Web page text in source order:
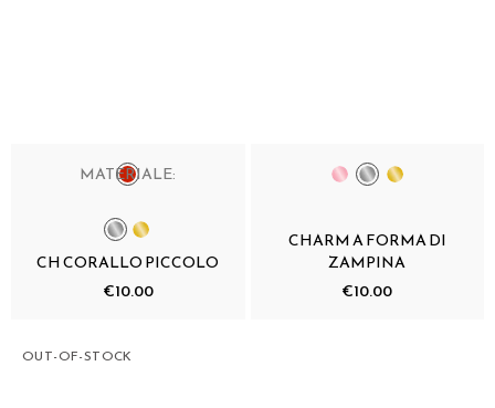
MATERIALE:
CH CORALLO PICCOLO
€10.00
CHARM A FORMA DI
ZAMPINA
€10.00
OUT-OF-STOCK